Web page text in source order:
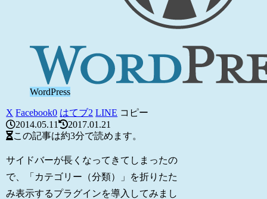
WordPress
X Facebook0 はてブ2 LINE コピー
2014.05.11
2017.01.21
この記事は約3分で読めます。
サイドバーが長くなってきてしまったの
で、「カテゴリー（分類）」を折りたた
み表示するプラグインを導入してみまし